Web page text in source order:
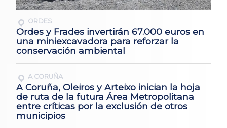
ORDES
Ordes y Frades invertirán 67.000 euros en
una miniexcavadora para reforzar la
conservación ambiental
A CORUÑA
A Coruña, Oleiros y Arteixo inician la hoja
de ruta de la futura Área Metropolitana
entre críticas por la exclusión de otros
municipios